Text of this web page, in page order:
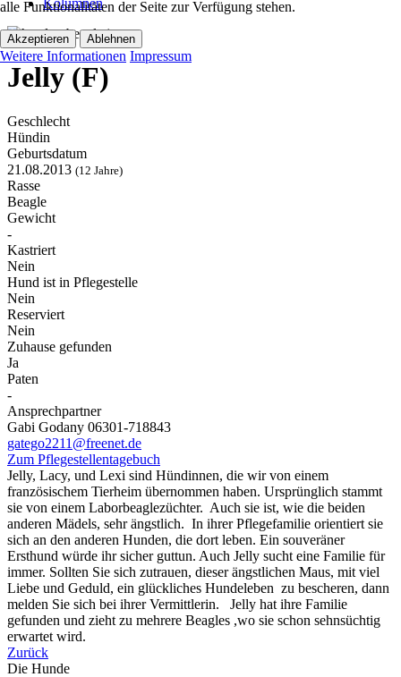
Kolumnen
Jelly (F)
Geschlecht
Hündin
Geburtsdatum
21.08.2013 (12 Jahre)
Rasse
Beagle
Gewicht
-
Kastriert
Nein
Hund ist in Pflegestelle
Nein
Reserviert
Nein
Zuhause gefunden
Ja
Paten
-
Ansprechpartner
Gabi Godany 06301-718843
gatego2211@freenet.de
Zum Pflegestellentagebuch
Jelly, Lacy, und Lexi sind Hündinnen, die wir von einem
französischem Tierheim übernommen haben. Ursprünglich stammt
sie von einem Laborbeaglezüchter. Auch sie ist, wie die beiden
anderen Mädels, sehr ängstlich. In ihrer Pflegefamilie orientiert sie
sich an den anderen Hunden, die dort leben. Ein souveräner
Ersthund würde ihr sicher guttun. Auch Jelly sucht eine Familie für
immer. Sollten Sie sich zutrauen, dieser ängstlichen Maus, mit viel
Liebe und Geduld, ein glückliches Hundeleben zu bescheren, dann
melden Sie sich bei ihrer Vermittlerin. Jelly hat ihre Familie
gefunden und zieht zu mehrere Beagles ,wo sie schon sehnsüchtig
erwartet wird.
Zurück
Die Hunde
alle Funktionalitäten der Seite zur Verfügung stehen.
Akzeptieren Ablehnen
Weitere Informationen Impressum